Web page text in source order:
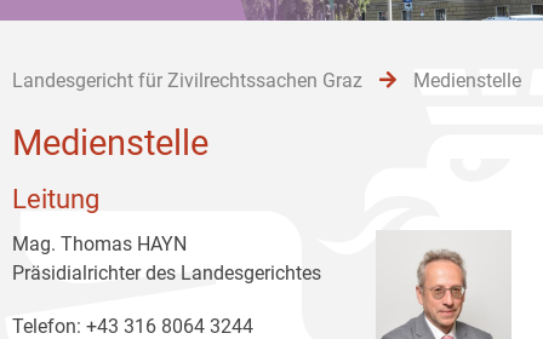
Landesgericht für Zivilrechtssachen Graz Medienstelle
Medienstelle
Leitung
Mag. Thomas HAYN
Präsidialrichter des Landesgerichtes
Telefon: +43 316 8064 3244